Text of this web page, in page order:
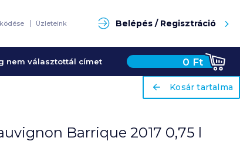
Üzleteink Belépés / Regisztráció
nem választottál címet 0 Ft
ariaLabel
Kosár tartalma
Barrique 2017 0,75 l